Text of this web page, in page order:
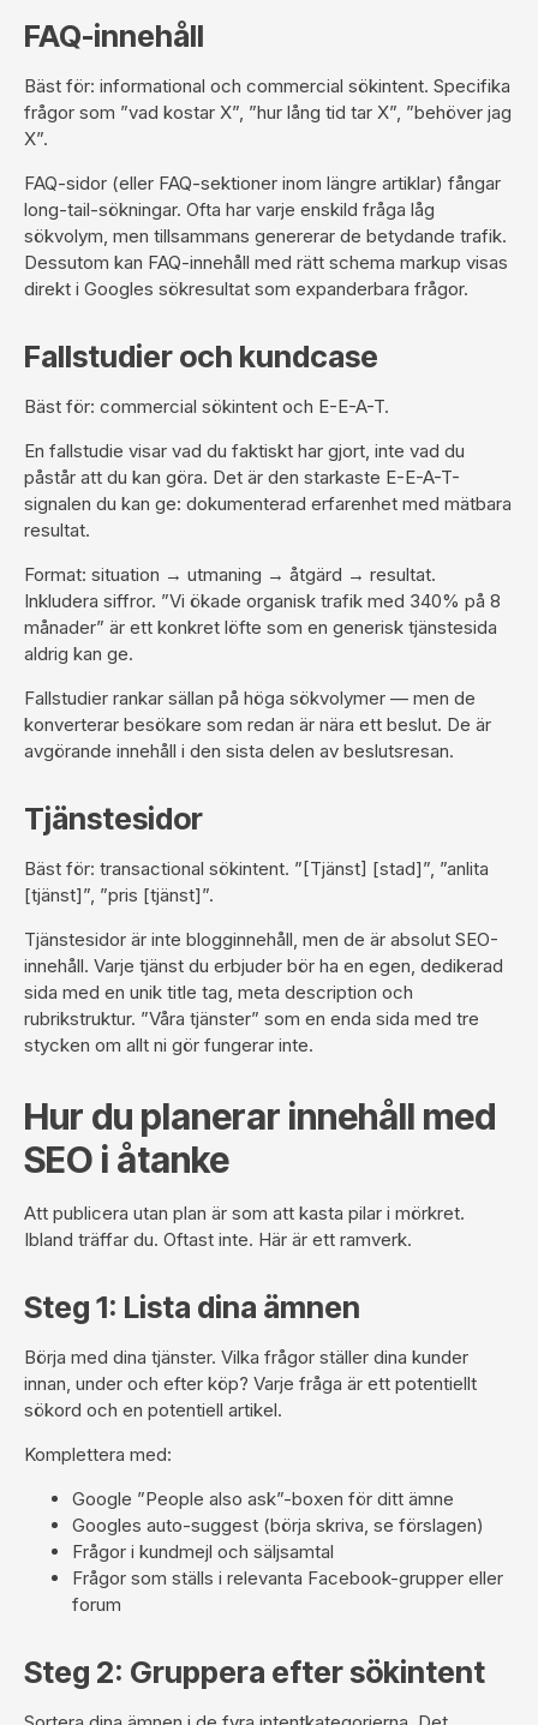
FAQ-innehåll
Bäst för: informational och commercial sökintent. Specifika
frågor som ”vad kostar X”, ”hur lång tid tar X”, ”behöver jag
X”.
FAQ-sidor (eller FAQ-sektioner inom längre artiklar) fångar
long-tail-sökningar. Ofta har varje enskild fråga låg
sökvolym, men tillsammans genererar de betydande trafik.
Dessutom kan FAQ-innehåll med rätt schema markup visas
direkt i Googles sökresultat som expanderbara frågor.
Fallstudier och kundcase
Bäst för: commercial sökintent och E-E-A-T.
En fallstudie visar vad du faktiskt har gjort, inte vad du
påstår att du kan göra. Det är den starkaste E-E-A-T-
signalen du kan ge: dokumenterad erfarenhet med mätbara
resultat.
Format: situation → utmaning → åtgärd → resultat.
Inkludera siffror. ”Vi ökade organisk trafik med 340% på 8
månader” är ett konkret löfte som en generisk tjänstesida
aldrig kan ge.
Fallstudier rankar sällan på höga sökvolymer — men de
konverterar besökare som redan är nära ett beslut. De är
avgörande innehåll i den sista delen av beslutsresan.
Tjänstesidor
Bäst för: transactional sökintent. ”[Tjänst] [stad]”, ”anlita
[tjänst]”, ”pris [tjänst]”.
Tjänstesidor är inte blogginnehåll, men de är absolut SEO-
innehåll. Varje tjänst du erbjuder bör ha en egen, dedikerad
sida med en unik title tag, meta description och
rubrikstruktur. ”Våra tjänster” som en enda sida med tre
stycken om allt ni gör fungerar inte.
Hur du planerar innehåll med
SEO i åtanke
Att publicera utan plan är som att kasta pilar i mörkret.
Ibland träffar du. Oftast inte. Här är ett ramverk.
Steg 1: Lista dina ämnen
Börja med dina tjänster. Vilka frågor ställer dina kunder
innan, under och efter köp? Varje fråga är ett potentiellt
sökord och en potentiell artikel.
Komplettera med:
Google ”People also ask”-boxen för ditt ämne
Googles auto-suggest (börja skriva, se förslagen)
Frågor i kundmejl och säljsamtal
Frågor som ställs i relevanta Facebook-grupper eller
forum
Steg 2: Gruppera efter sökintent